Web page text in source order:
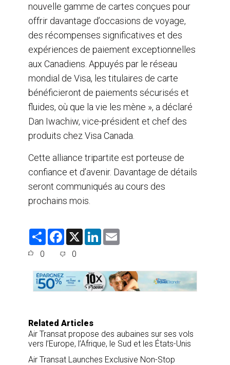
nouvelle gamme de cartes conçues pour
offrir davantage d’occasions de voyage,
des récompenses significatives et des
expériences de paiement exceptionnelles
aux Canadiens. Appuyés par le réseau
mondial de Visa, les titulaires de carte
bénéficieront de paiements sécurisés et
fluides, où que la vie les mène », a déclaré
Dan Iwachiw, vice-président et chef des
produits chez Visa Canada.
Cette alliance tripartite est porteuse de
confiance et d’avenir. Davantage de détails
seront communiqués au cours des
prochains mois.
S
F
e
o
o
k
X
L
d
I
n
0 0
Related Articles
Air Transat propose des aubaines sur ses vols
vers l’Europe, l’Afrique, le Sud et les États-Unis
Air Transat Launches Exclusive Non-Stop